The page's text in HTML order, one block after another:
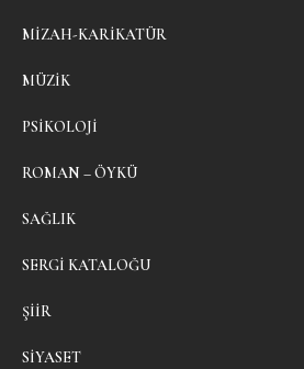
MIZAH-KARIKATÜR
MÜZIK
PSIKOLOJI
ROMAN – ÖYKÜ
SAĞLIK
SERGI KATALOĞU
ŞIIR
SIYASET